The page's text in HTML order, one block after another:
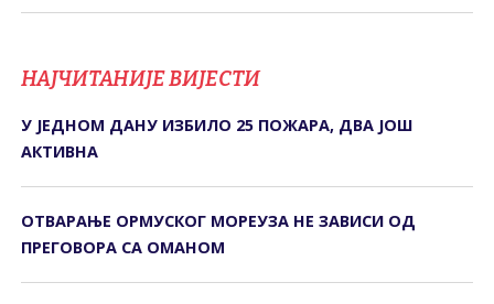
НАЈЧИТАНИЈЕ ВИЈЕСТИ
У ЈЕДНОМ ДАНУ ИЗБИЛО 25 ПОЖАРА, ДВА ЈОШ
АКТИВНА
ОТВАРАЊЕ ОРМУСКОГ МОРЕУЗА НЕ ЗАВИСИ ОД
ПРЕГОВОРА СА ОМАНОМ